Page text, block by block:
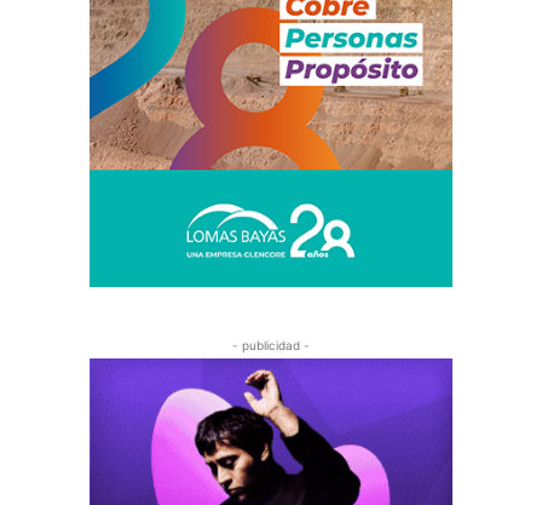
- publicidad -